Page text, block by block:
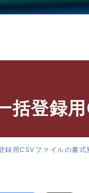
括登録
録用CSVファイルの書式